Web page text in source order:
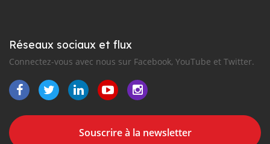
Réseaux sociaux et flux
Connectez-vous avec nous sur Facebook, YouTube et Twitter.
Souscrire à la newsletter